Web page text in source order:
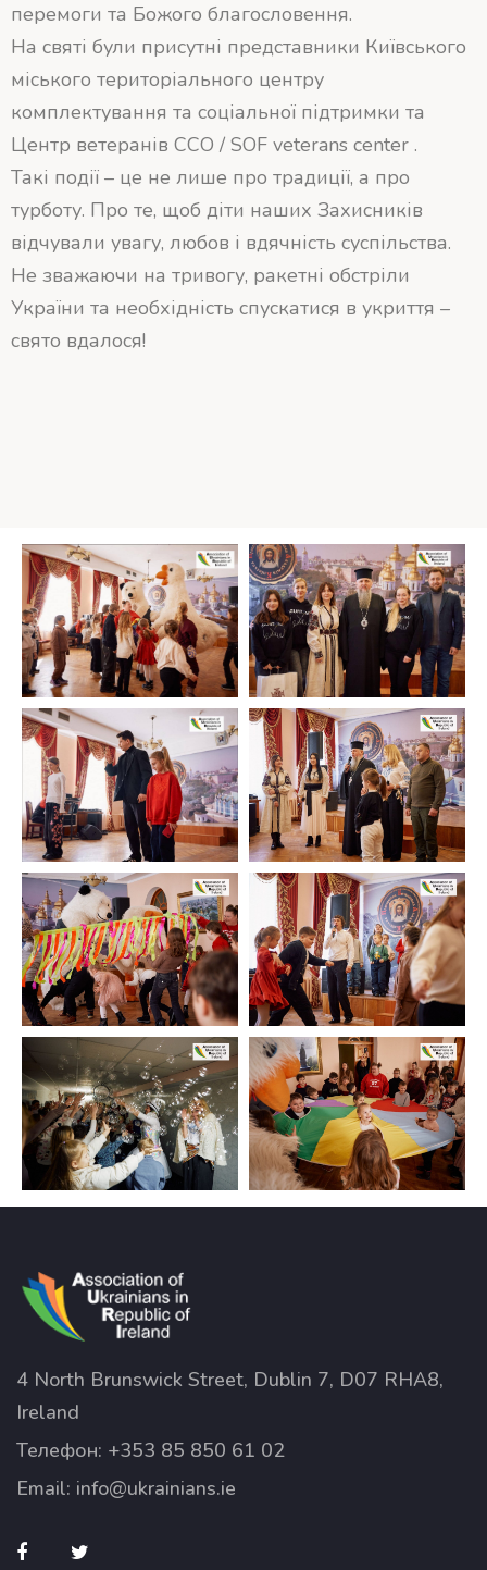
перемоги та Божого благословення.
На святі були присутні представники Київського
міського територіального центру
комплектування та соціальної підтримки та
Центр ветеранів ССО / SOF veterans center .
Такі події – це не лише про традиції, а про
турботу. Про те, щоб діти наших Захисників
відчували увагу, любов і вдячність суспільства.
Не зважаючи на тривогу, ракетні обстріли
України та необхідність спускатися в укриття –
свято вдалося!
4 North Brunswick Street, Dublin 7, D07 RHA8,
Ireland
Телефон: +353 85 850 61 02
Email: info@ukrainians.ie